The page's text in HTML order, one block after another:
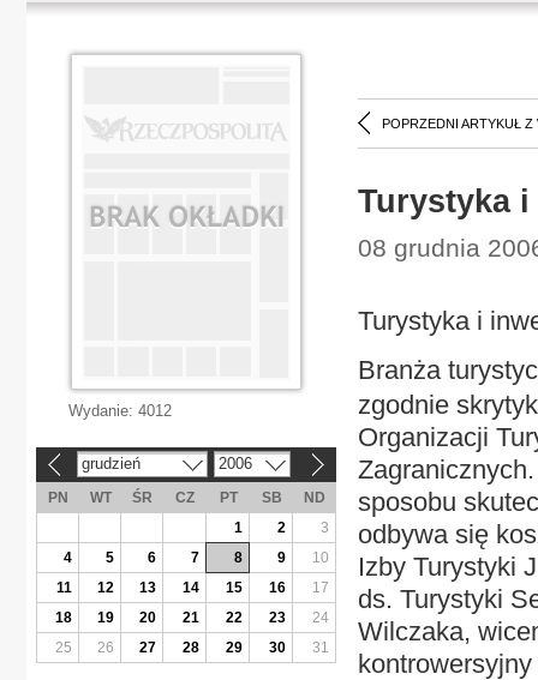
POPRZEDNI ARTYKUŁ Z
Turystyka
08 grudnia
Turystyka i
Branża
zgodnie
Organizacji
sposobu
odbywa się
Izby Turystyki
ds. Turystyki
Wilczaka,
Wydanie: 4012
grudzień 2006
PN WT ŚR CZ PT SB
ND
1
2
3
4
5 6 7 8 9
10
11
12 13 14 15 16
17
18
19 20 21 22 23
24
25
26 27 28 29 30 31